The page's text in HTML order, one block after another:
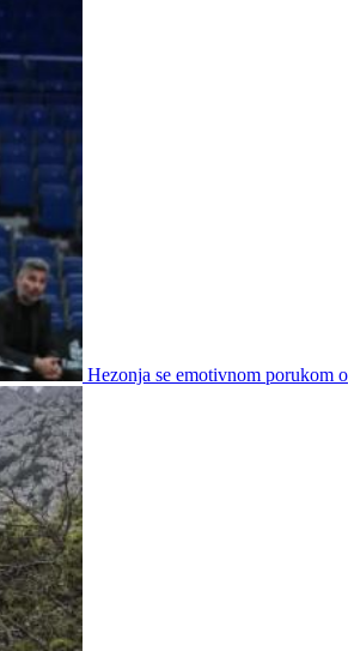
Hezonja se emotivnom porukom